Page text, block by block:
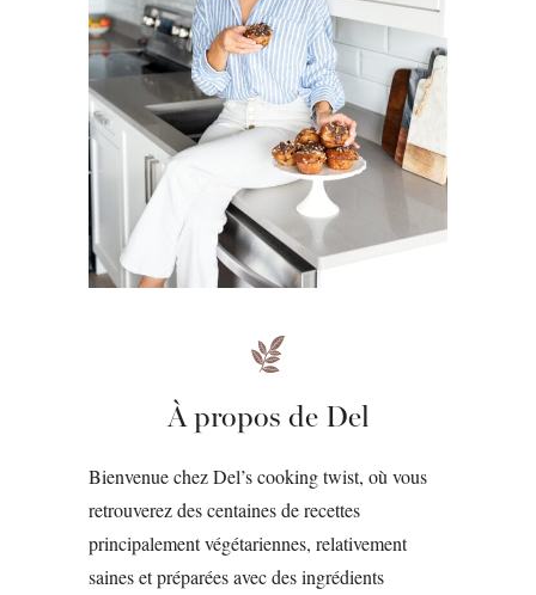
À propos de Del
Bienvenue chez Del’s cooking twist, où vous
retrouverez des centaines de recettes
principalement végétariennes, relativement
saines et préparées avec des ingrédients